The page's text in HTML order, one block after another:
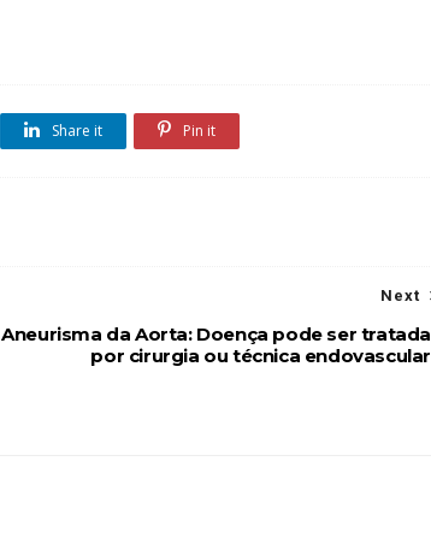
Share it Pin it
Next
Aneurisma da Aorta: Doença pode ser tratada
por cirurgia ou técnica endovascular